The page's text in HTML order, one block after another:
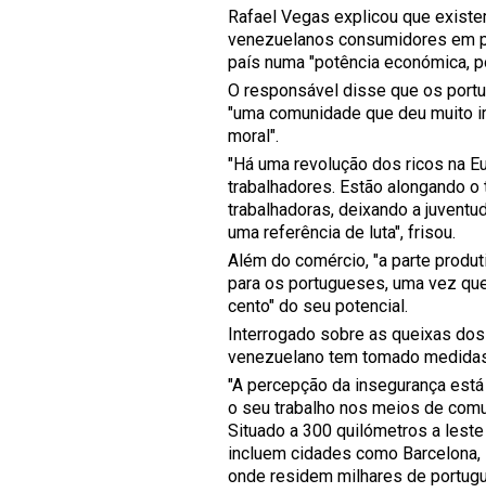
Rafael Vegas explicou que
venezuelanos consumidores em
país numa "potência económica,
O responsável disse que os
"uma comunidade que deu
moral".
"Há uma revolução dos ricos na
trabalhadores. Estão alongando
trabalhadoras, deixando a
uma referência de luta", frisou.
Além do comércio, "a parte
para os portugueses, uma vez
cento" do seu potencial.
Interrogado sobre as queixas
venezuelano tem tomado
"A percepção da insegurança
o seu trabalho nos meios de
Situado a 300 quilómetros a
incluem cidades como
onde residem milhares de